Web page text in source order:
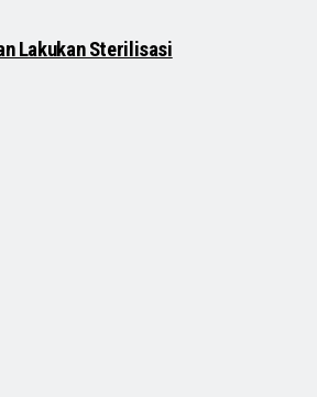
Lakukan Sterilisasi